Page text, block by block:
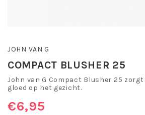
JOHN VAN G
COMPACT BLUSHER 25
John van G Compact Blusher 25 zorgt
gloed op het gezicht.
€6,95